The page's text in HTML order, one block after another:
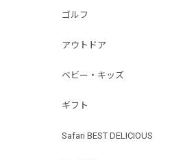
ゴルフ
アウトドア
ベビー・キッズ
ギフト
Safari BEST DELICIOUS